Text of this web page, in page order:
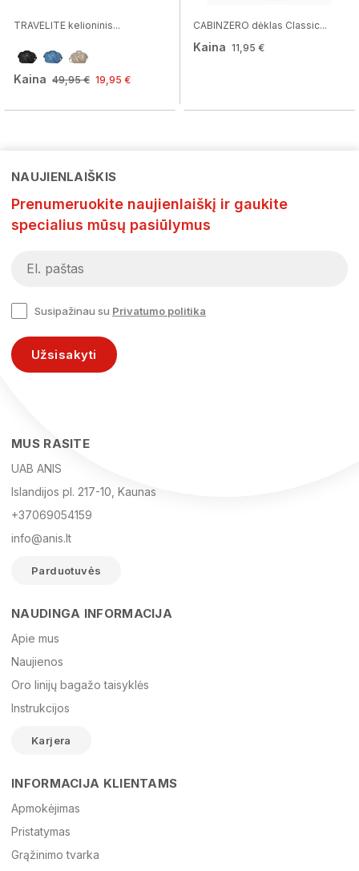
TRAVELITE kelioninis...
Kaina 49,95 € 19,95 €
CABINZERO dėklas Classic...
Kaina 11,95 €
El. paštas
Žinutė
NAUJIENLAIŠKIS
Prenumeruokite naujienlaiškį ir gaukite
specialius mūsų pasiūlymus
Susipažinau su Privatumo politika
Užsisakyti
MUS RASITE
UAB ANIS
Islandijos pl. 217-10, Kaunas
+37069054159
info@anis.lt
Parduotuvės
NAUDINGA INFORMACIJA
Apie mus
Naujienos
Oro linijų bagažo taisyklės
Instrukcijos
Karjera
INFORMACIJA KLIENTAMS
Apmokėjimas
Pristatymas
Grąžinimo tvarka